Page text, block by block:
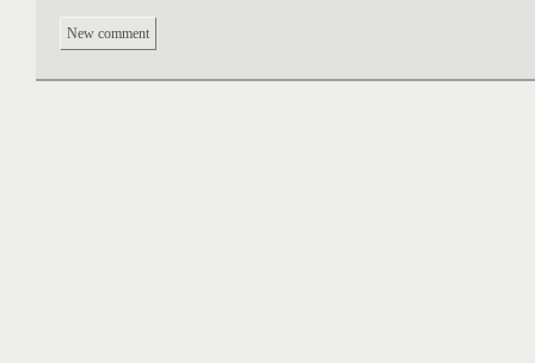
Unternehmens, deren Mitglieder
- zusammenhängende Aufgaben
- gemeinsam und
New comment